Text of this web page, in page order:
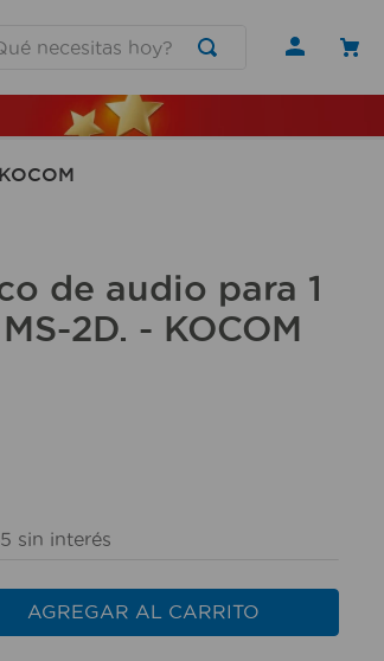
de audio para 1
2D. - KOCOM
sin interés
AGREGAR AL CARRITO